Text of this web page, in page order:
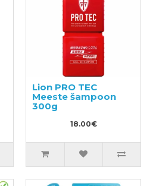
Lion PRO TEC
Meeste šampoon
300g
18.00€